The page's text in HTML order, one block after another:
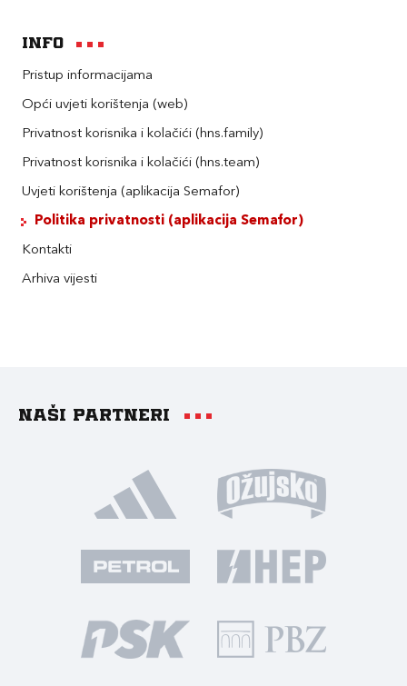
Info
Pristup informacijama
Opći uvjeti korištenja (web)
Privatnost korisnika i kolačići (hns.family)
Privatnost korisnika i kolačići (hns.team)
Uvjeti korištenja (aplikacija Semafor)
Politika privatnosti (aplikacija Semafor)
Kontakti
Arhiva vijesti
Naši partneri